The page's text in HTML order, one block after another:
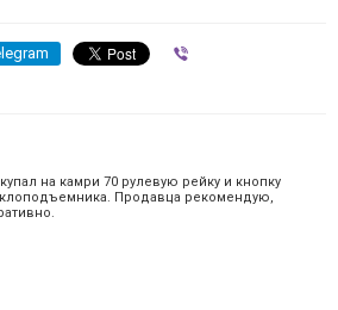
на камри 70 рулевую рейку и кнопку
Продавца рекомендую,